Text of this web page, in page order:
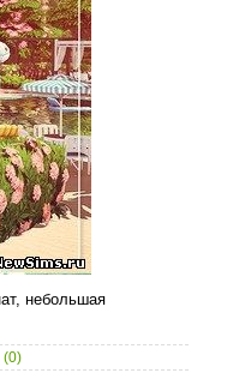
небольшая
(0)